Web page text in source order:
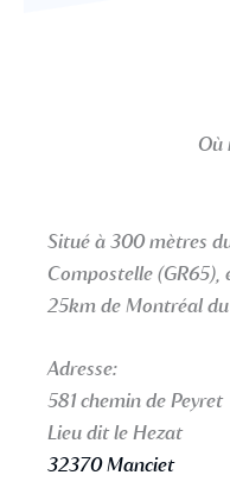
Où
Situé à 300 mètres
Compostelle (GR65),
25km de Montréal du
Adresse:
581 chemin de Peyret
Lieu dit le Hezat
32370 Manciet